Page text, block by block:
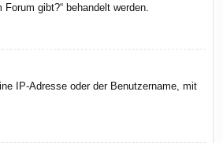
gibt?“ behandelt werden.
IP-Adresse oder der Benutzername, mit